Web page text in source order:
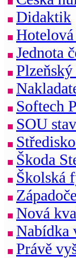
Didaktik
Jednota
Softech
SOU
Škoda
Školská
Nová
Nabídka
Právě